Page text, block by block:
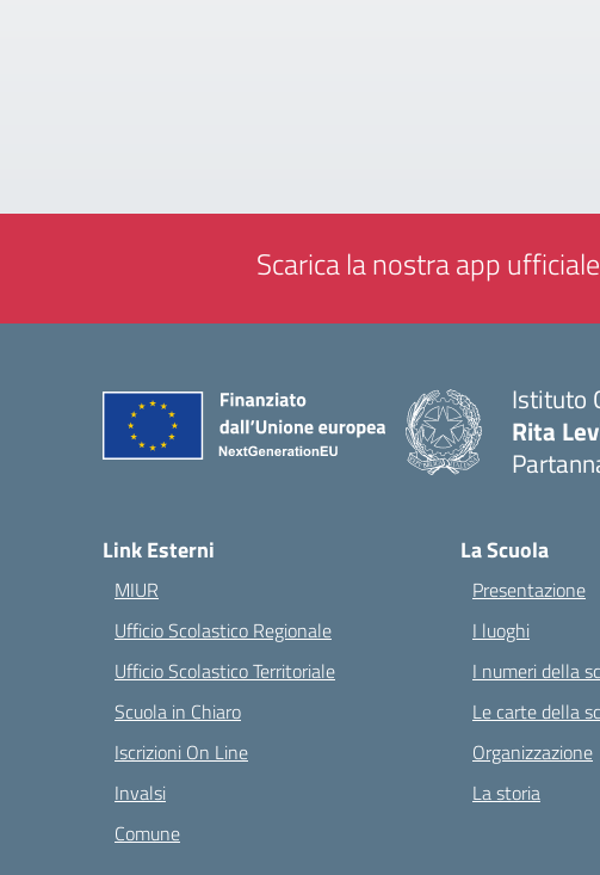
Scarica la nostra app
Istituto
Rita
Link Esterni
MIUR
Ufficio Scolastico Regionale
Ufficio Scolastico Territoriale
Scuola in Chiaro
Iscrizioni On Line
Invalsi
Comune
La Scuola
Presentazione
I luoghi
I numeri della
Le carte della
Organizzazione
La storia